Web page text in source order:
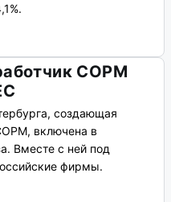
СОРМ
создающая
включена в
Вместе с ней под
фирмы.